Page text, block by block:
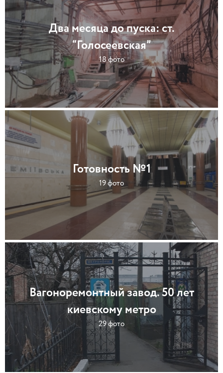
Два месяца до пуска: ст.
“Голосеевская”
18 фото
Готовность №1
19 фото
Вагоноремонтный завод. 50 лет
киевскому метро
29 фото